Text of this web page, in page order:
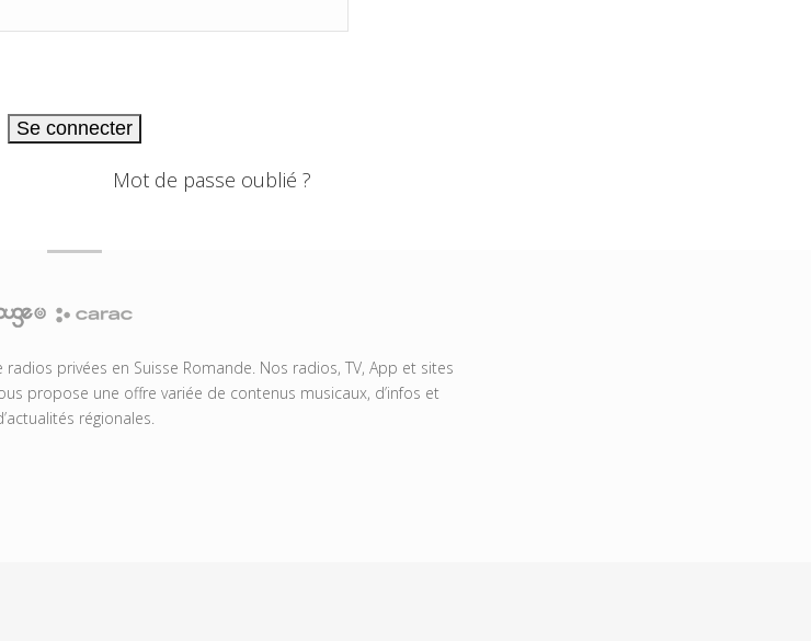
Se connecter
Mot de passe oublié ?
privées en Suisse Romande. Nos radios, TV, App et sites
propose une offre variée de contenus musicaux, d’infos et
régionales.